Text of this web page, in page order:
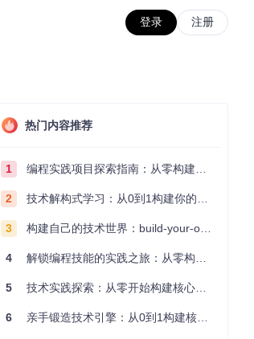
登录 注册
热门内容推荐
1 编程实践项目探索指南：从零构建技术能力体系
2 技术解构式学习：从0到1构建你的编程知识体系
3 构建自己的技术世界：build-your-own-x项目的实践探索指南
4 解锁编程技能的实践之旅：从零构建你的技术世界
5 技术实践探索：从零开始构建核心系统的实践指南
6 亲手锻造技术引擎：从0到1构建核心系统的实践指南